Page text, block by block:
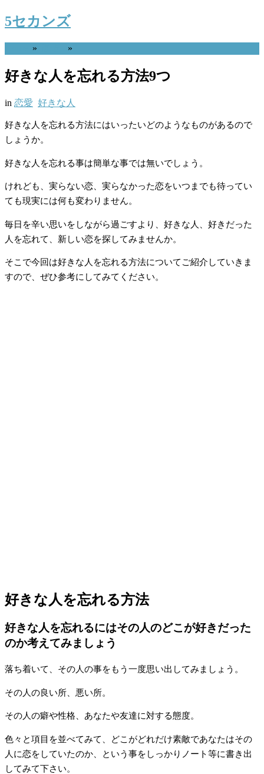
5セカンズ
» »
好きな人を忘れる方法9つ
in 恋愛 好きな人
好きな人を忘れる方法にはいったいどのようなものがあるので
しょうか。
好きな人を忘れる事は簡単な事では無いでしょう。
けれども、実らない恋、実らなかった恋をいつまでも待ってい
ても現実には何も変わりません。
毎日を辛い思いをしながら過ごすより、好きな人、好きだった
人を忘れて、新しい恋を探してみませんか。
そこで今回は好きな人を忘れる方法についてご紹介していきま
すので、ぜひ参考にしてみてください。
好きな人を忘れる方法
好きな人を忘れるにはその人のどこが好きだった
のか考えてみましょう
落ち着いて、その人の事をもう一度思い出してみましょう。
その人の良い所、悪い所。
その人の癖や性格、あなたや友達に対する態度。
色々と項目を並べてみて、どこがどれだけ素敵であなたはその
人に恋をしていたのか、という事をしっかりノート等に書き出
してみて下さい。